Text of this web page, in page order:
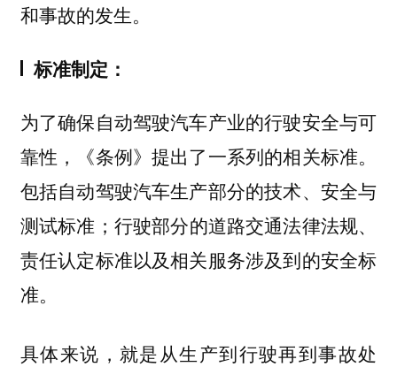
和事故的发生。
标准制定：
为了确保自动驾驶汽车产业的行驶安全与可
靠性，《条例》提出了一系列的相关标准。
包括自动驾驶汽车生产部分的技术、安全与
测试标准；行驶部分的道路交通法律法规、
责任认定标准以及相关服务涉及到的安全标
准。
具体来说，就是从生产到行驶再到事故处